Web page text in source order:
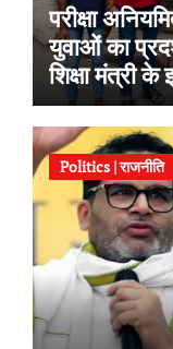
परीक्षा
युवाओं का
शिक्षा मंत्री
Politics | राजनीति